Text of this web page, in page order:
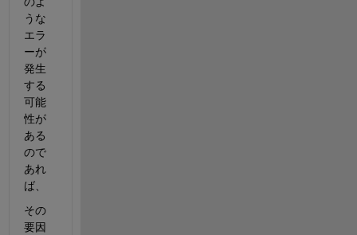
うな
エラ
ーが
発生
する
可能
性が
ある
ので
あれ
ば、
その
要因